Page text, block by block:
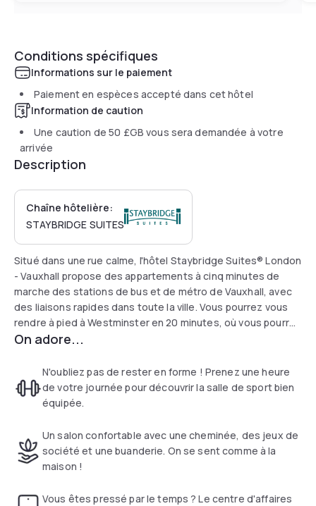
Conditions spécifiques
Informations sur le paiement
Paiement en espèces accepté dans cet hôtel
Information de caution
Une caution de50 £GB vous sera demandée à votre
arrivée
Description
Chaîne hôtelière:
STAYBRIDGE SUITES
Situé dans une rue calme, l'hôtel Staybridge Suites® London
- Vauxhall propose des appartements à cinq minutes de
marche des stations de bus et de métro de Vauxhall, avec
des liaisons rapides dans toute la ville. Vous pourrez vous
rendre à pied à Westminster en 20 minutes, où vous pourrez
découvrir Big Ben et le London Eye. L'Albert Embankment et
l'hôtel. Vous pourrez vous rendre à pied à des événements
en plein air ou à des concerts sur la rive sud en 25 minutes.
Les grands espaces de Hyde Park et les collections de
Museum de Kensington sont à 15 minutes en métro.
On adore...
N'oubliez pas de rester en forme ! Prenez une heure
de votre journée pour découvrir la salle de sport bien
équipée.
Un salon confortable avec une cheminée, des jeux de
société et une buanderie. On se sent comme à la
maison !
Vous êtes pressé par le temps ? Le centre d'affaires